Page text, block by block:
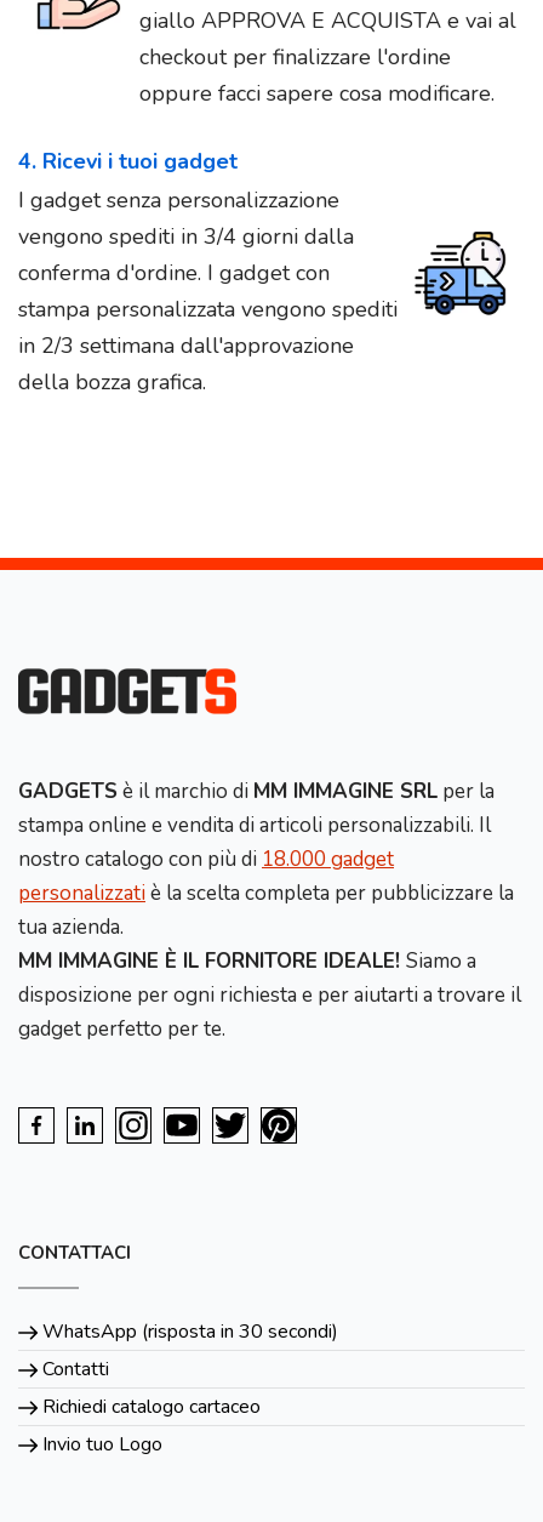
giallo APPROVA E ACQUISTA e vai al
checkout per finalizzare l'ordine
oppure facci sapere cosa modificare.
4. Ricevi i tuoi gadget
I gadget senza personalizzazione
vengono spediti in 3/4 giorni dalla
conferma d'ordine. I gadget con
stampa personalizzata vengono spediti
in 2/3 settimana dall'approvazione
della bozza grafica.
GADGETS è il marchio di MM IMMAGINE SRL per la
stampa online e vendita di articoli personalizzabili. Il
nostro catalogo con più di 18.000 gadget
personalizzatiè la scelta completa per pubblicizzare la
tua azienda.
MM IMMAGINE È IL FORNITORE IDEALE! Siamo a
disposizione per ogni richiesta e per aiutarti a trovare il
gadget perfetto per te.
CONTATTACI
WhatsApp (risposta in 30 secondi)
Contatti
Richiedi catalogo cartaceo
Invio tuo Logo